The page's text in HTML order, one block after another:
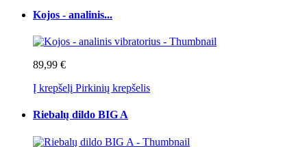
Kojos - analinis...
89,99 €
Į krepšelį Pirkinių krepšelis
Riebalų dildo BIG A